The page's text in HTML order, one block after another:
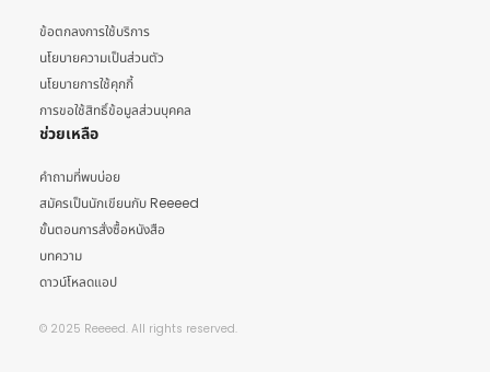
ข้อตกลงการใช้บริการ
นโยบายความเป็นส่วนตัว
นโยบายการใช้คุกกี้
การขอใช้สิทธิ์ข้อมูลส่วนบุคคล
ช่วยเหลือ
คำถามที่พบบ่อย
สมัครเป็นนักเขียนกับ Reeeed
ขั้นตอนการสั่งซื้อหนังสือ
บทความ
ดาวน์โหลดแอป
© 2025 Reeeed. All rights reserved.